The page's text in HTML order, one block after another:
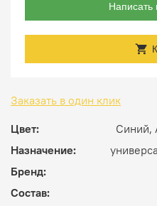
Написать
Заказать в один клик
Цвет:
Синий,
Назначение:
Бренд:
Состав: